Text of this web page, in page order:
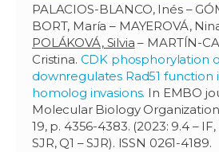
PALACIOS-BLANCO, Inés –
BORT, María – MAYEROVÁ,
POLÁKOVÁ, Silvia – MARTÍN-
Cristina. CDK phosphorylation
downregulates Rad51 function
homolog invasions. In EMBO
Molecular Biology
19, p. 4356-4383. (2023: 9.4 – IF,
SJR, Q1 – SJR). ISSN 0261-4189.